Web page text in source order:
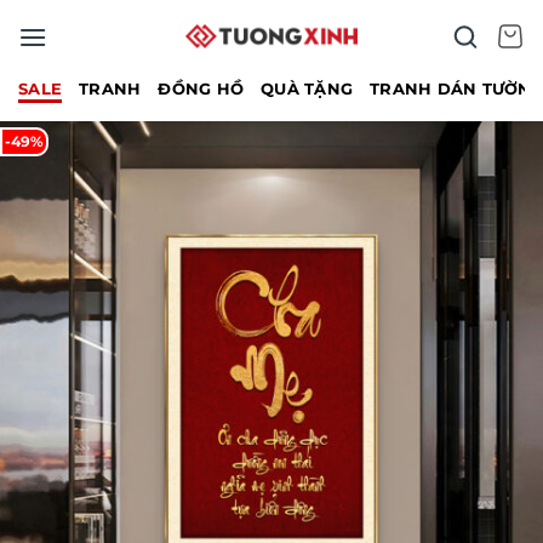
qua
dung
SALE TRANH ĐỒNG HỒ QUÀ TẶNG TRANH DÁN
-49%